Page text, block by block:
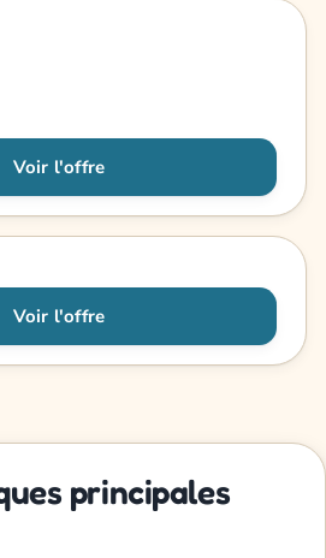
Voir l'offre
Voir l'offre
principales